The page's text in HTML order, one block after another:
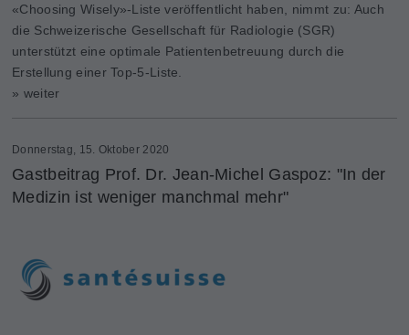
«Choosing Wisely»-Liste veröffentlicht haben, nimmt zu: Auch
die Schweizerische Gesellschaft für Radiologie (SGR)
unterstützt eine optimale Patientenbetreuung durch die
Erstellung einer Top-5-Liste.
» weiter
Donnerstag, 15. Oktober 2020
Gastbeitrag Prof. Dr. Jean-Michel Gaspoz: "In der
Medizin ist weniger manchmal mehr"